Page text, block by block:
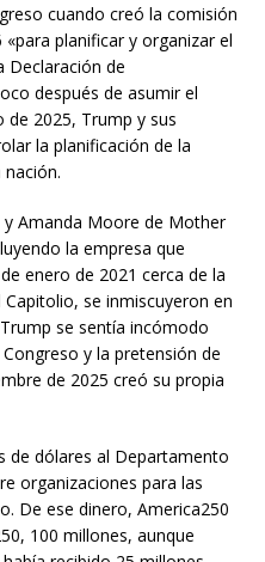
cuando creó la comisión
planificar y organizar el
Declaración de
después de asumir el
de 2025, Trump y sus
la planificación de la
Amanda Moore de Mother
la empresa que
enero de 2021 cerca de la
se inmiscuyeron en
se sentía incómodo
y la pretensión de
de 2025 creó su propia
de dólares al Departamento
organizaciones para las
De ese dinero, America250
100 millones, aunque